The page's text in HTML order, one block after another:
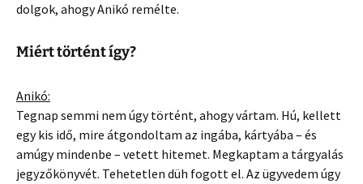
dolgok, ahogy Anikó remélte.
Miért történt így?
Anikó:
Tegnap semmi nem úgy történt, ahogy vártam. Hú, kellett
egy kis idő, mire átgondoltam az ingába, kártyába – és
amúgy mindenbe – vetett hitemet. Megkaptam a tárgyalás
jegyzőkönyvét. Tehetetlen düh fogott el. Az ügyvedem úgy